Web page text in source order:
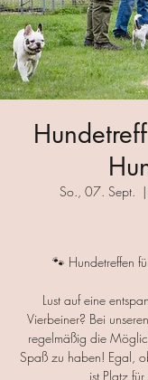
So., 07. Sept.
  |
🐾 Hundetreffen
Lust auf eine
Vierbeiner? Bei
regelmäßig die
Spaß zu haben! Egal,
ist Platz